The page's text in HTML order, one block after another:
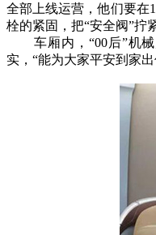
全部上线运营，他们要
栓的紧固，把“安全阀”拧
车厢内，“00后”机械
实，“能为大家平安到家